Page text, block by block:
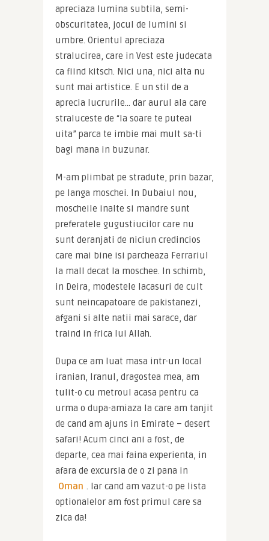
apreciaza lumina subtila, semi-
obscuritatea, jocul de lumini si
umbre. Orientul apreciaza
stralucirea, care in Vest este judecata
ca fiind kitsch. Nici una, nici alta nu
sunt mai artistice. E un stil de a
aprecia lucrurile… dar aurul ala care
straluceste de “la soare te puteai
uita” parca te imbie mai mult sa-ti
bagi mana in buzunar.
M-am plimbat pe stradute, prin bazar,
pe langa moschei. In Dubaiul nou,
moscheile inalte si mandre sunt
preferatele gugustiucilor care nu
sunt deranjati de niciun credincios
care mai bine isi parcheaza Ferrariul
la mall decat la moschee. In schimb,
in Deira, modestele lacasuri de cult
sunt neincapatoare de pakistanezi,
afgani si alte natii mai sarace, dar
traind in frica lui Allah.
Dupa ce am luat masa intr-un local
iranian, Iranul, dragostea mea, am
tulit-o cu metroul acasa pentru ca
urma o dupa-amiaza la care am tanjit
de cand am ajuns in Emirate – desert
safari! Acum cinci ani a fost, de
departe, cea mai faina experienta, in
Oman . Iar cand am vazut-o pe lista
optionalelor am fost primul care sa
zica da!